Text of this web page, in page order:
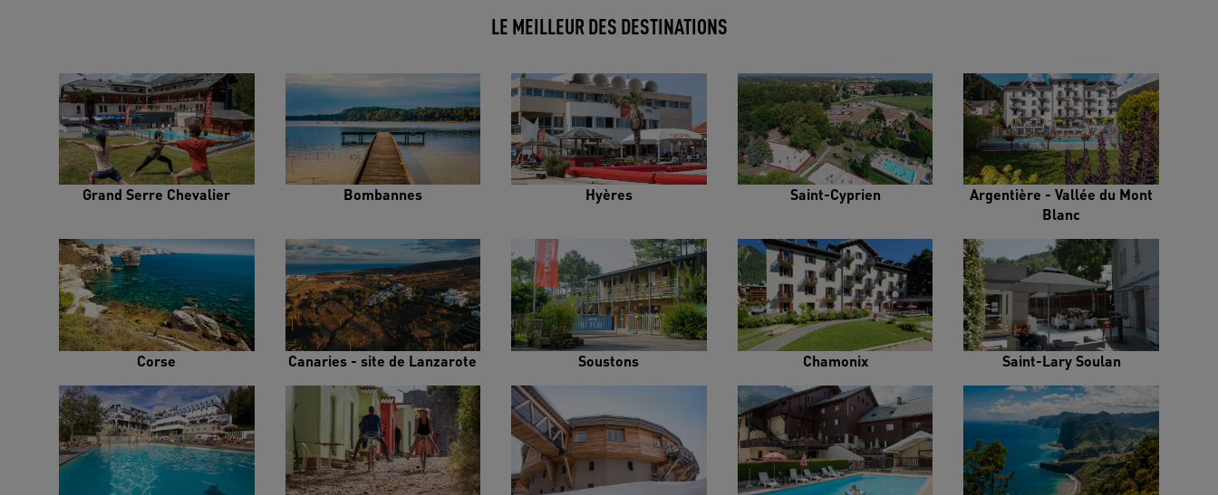
LE MEILLEUR DES DESTINATIONS
Grand Serre Chevalier Bombannes Hyères Saint-Cyprien
Argentière - Vallée du Mont
Blanc
Corse Canaries - site de Lanzarote Soustons Chamonix Saint-Lary Soulan